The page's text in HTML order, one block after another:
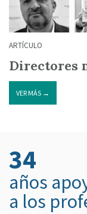
ARTÍCULO
Directores
VER MÁS →
34
años
a los